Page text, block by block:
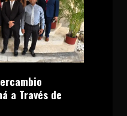
a Través de